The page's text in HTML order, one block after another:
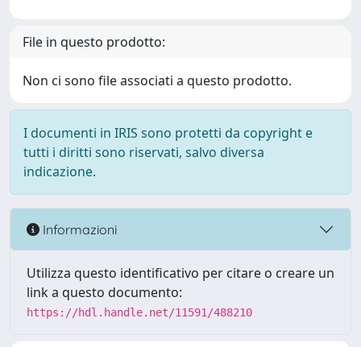
File in questo prodotto:
Non ci sono file associati a questo prodotto.
I documenti in IRIS sono protetti da copyright e
tutti i diritti sono riservati, salvo diversa
indicazione.
Informazioni
Utilizza questo identificativo per citare o creare un
link a questo documento:
https://hdl.handle.net/11591/488210